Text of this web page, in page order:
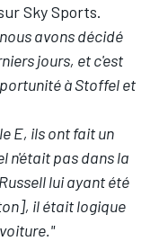
Sky Sports.
avons décidé
jours, et c'est
à Stoffel et
E, ils ont fait un
n'était pas dans la
lui ayant été
il était logique